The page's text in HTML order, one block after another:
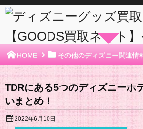
HOME その他のディズニー関連情
TDRにある5つのディズニーホ
いまとめ！
2022年6月10日